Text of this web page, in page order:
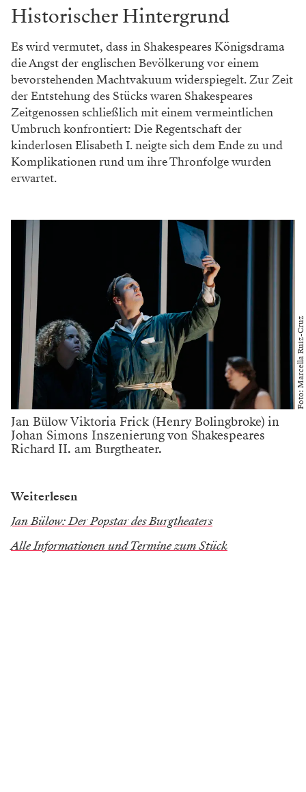
Historischer Hintergrund
Es wird vermutet, dass in Shakespeares Königsdrama
die Angst der englischen Bevölkerung vor einem
bevorstehenden Machtvakuum widerspiegelt. Zur Zeit
der Entstehung des Stücks waren Shakespeares
Zeitgenossen schließlich mit einem vermeintlichen
Umbruch konfrontiert: Die Regentschaft der
kinderlosen Elisabeth I. neigte sich dem Ende zu und
Komplikationen rund um ihre Thronfolge wurden
erwartet.
Foto: Marcella Ruiz-Cruz
Jan Bülow Viktoria Frick (Henry Bolingbroke) in
Johan Simons Inszenierung von Shakespeares
Richard II. am Burgtheater.
Weiterlesen
Jan Bülow: Der Popstar des Burgtheaters
Alle Informationen und Termine zum Stück